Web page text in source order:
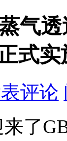
气
式实
评论
了